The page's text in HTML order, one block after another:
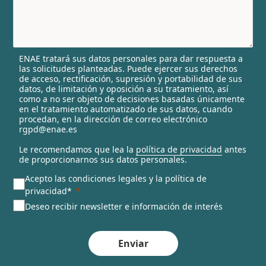
l
e
c
t
e
d
ENAE tratará sus datos personales para dar respuesta a
las solicitudes planteadas. Puede ejercer sus derechos
de acceso, rectificación, supresión y portabilidad de sus
datos, de limitación y oposición a su tratamiento, así
como a no ser objeto de decisiones basadas únicamente
en el tratamiento automatizado de sus datos, cuando
procedan, en la dirección de correo electrónico
rgpd@enae.es
Le recomendamos que lea la política de privacidad antes
de proporcionarnos sus datos personales.
Acepto las condiciones legales y la política de
privacidad*
Deseo recibir newsletter e información de interés
Enviar